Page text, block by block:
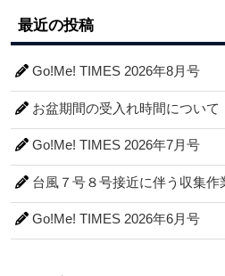
最近の投稿
Go!Me! TIMES 2026年8月号
お盆期間の受入れ時間について
Go!Me! TIMES 2026年7月号
台風７号８号接近に伴う収集作
Go!Me! TIMES 2026年6月号